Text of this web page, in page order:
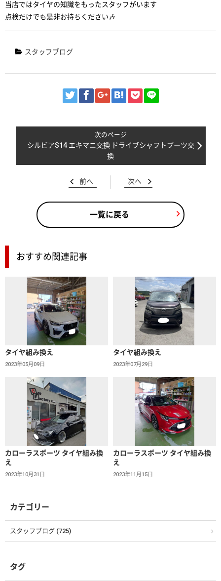
当店ではタイヤの知識をもったスタッフがいます
点検だけでも是非お持ちください🎶
スタッフブログ
シルビアS14 エキマニ交換 ドライブシャフトブーツ交
換
前へ 次へ
一覧に戻る
おすすめ関連記事
タイヤ組み換え
2023年05月09日
タイヤ組み換え
2023年07月29日
カローラスポーツ タイヤ組み換
え
2023年10月31日
カローラスポーツ タイヤ組み換
え
2023年11月15日
カテゴリー
スタッフブログ (725)
タグ